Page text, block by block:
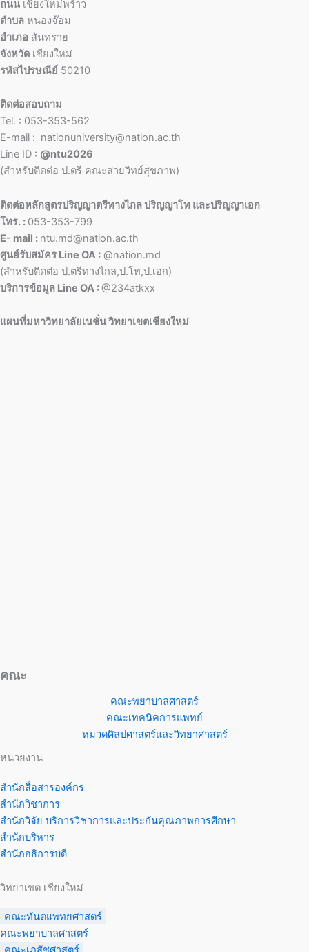
ถนน เชียงใหม่พร้าว
ตำบล หนองจ๊อม
อำเภอ สันทราย
จังหวัด เชียงใหม่
รหัสไปรษณีย์ 50210
ติดต่อสอบถาม
Tel. : 053-353-562
E-mail : nationuniversity@nation.ac.th
Line ID : @ntu2026
(สำหรับติดต่อ ป.ตรี คณะสายวิทย์สุขภาพ)
ติดต่อหลักสูตรปริญญาตรีทางไกล ปริญญาโท และปริญญาเอก
โทร. : 053-353-799
E- mail : ntu.md@nation.ac.th
ศูนย์รับสมัคร Line OA : @nation.md
(สำหรับติดต่อ ป.ตรีทางไกล,ป.โท,ป.เอก)
บริการข้อมูล Line OA :@234atkxx
แผนที่มหาวิทยาลัยเนชั่น วิทยาเขตเชียงใหม่
คณะ
คณะพยาบาลศาสตร์
คณะเทคนิคการแพทย์
หมวดศิลปศาสตร์และวิทยาศาสตร์
หน่วยงาน
สำนักสื่อสารองค์กร
สำนักวิชาการ
สำนักวิจัย บริการวิชาการและประกันคุณภาพการศึกษา
สำนักบริหาร
สำนักอธิการบดี
วิทยาเขต เชียงใหม่
คณะทันตแพทยศาสตร์
คณะพยาบาลศาสตร์